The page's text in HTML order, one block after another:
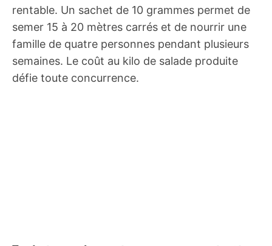
rentable. Un sachet de 10 grammes permet de
semer 15 à 20 mètres carrés et de nourrir une
famille de quatre personnes pendant plusieurs
semaines. Le coût au kilo de salade produite
défie toute concurrence.